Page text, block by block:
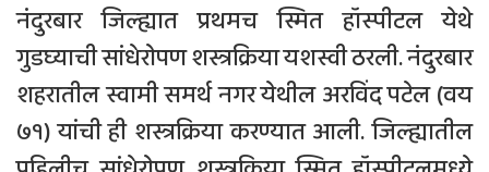
नंदुरबार जिल्ह्यात प्रथमच स्मित हॉस्पीटल येथे
गुडघ्याची सांधेरोपण शस्त्रक्रिया यशस्वी ठरली. नंदुरबार
शहरातील स्वामी समर्थ नगर येथील अरविंद पटेल (वय
७१) यांची ही शस्त्रक्रिया करण्यात आली. जिल्ह्यातील